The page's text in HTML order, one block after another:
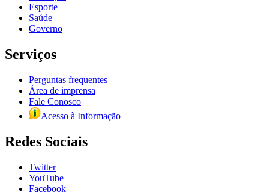
Esporte
Saúde
Governo
Serviços
Perguntas frequentes
Área de imprensa
Fale Conosco
Acesso à Informação
Redes Sociais
Twitter
YouTube
Facebook